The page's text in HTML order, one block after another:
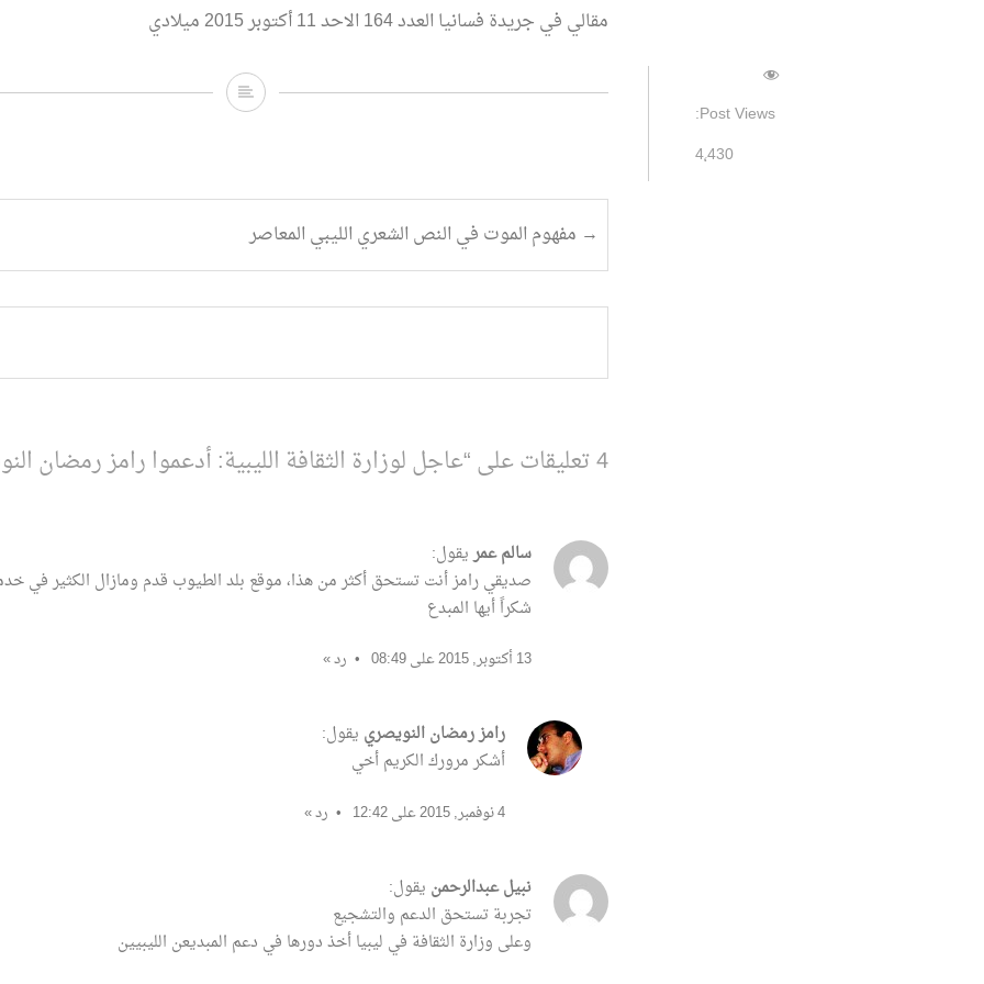
مقالي في جريدة فسانيا العدد 164 الاحد 11 أكتوبر 2015 ميلادي
Post Views:
4٬430
عاجل
الليبية:
تصفح
المقالة
→ مفهوم الموت في النص الشعري الليبي المعاصر
4 تعليقات على “ عاجل لوزارة الثقافة الليبية: أدعموا رامز رمضان
سالم عمريقول:
صديقي رامز أنت تستحق أكثر من هذا، موقع بلد الطيوب قدم ومازال الكثير في
شكراً أيها المبدع
13 أكتوبر, 2015 على 08:49 رد
رامز رمضان النويصري يقول:
أشكر مرورك الكريم أخي
4 نوفمبر, 2015 على 12:42 رد
نبيل عبدالرحمن يقول:
تجربة تستحق الدعم والتشجيع
وعلى وزارة الثقافة في ليبيا أخذ دورها في دعم المبديعن الليبيين